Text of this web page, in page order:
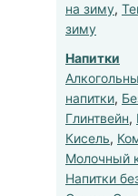
на зиму,
зиму
Напитки
напитки,
Глинтвейн,
Кисель,
Молочный
Напитки